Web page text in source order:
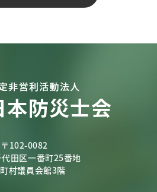
〒102-0082
田区一番町25番地
村議員会館3階